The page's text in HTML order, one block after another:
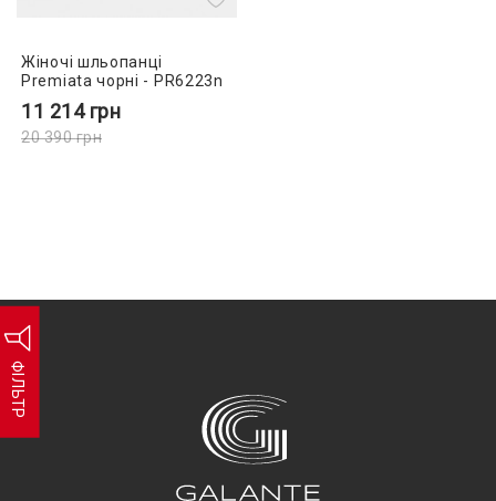
ФІЛЬТР
Жіночі шльопанці
Premiata чорні - PR6223n
11 214грн
20 390грн